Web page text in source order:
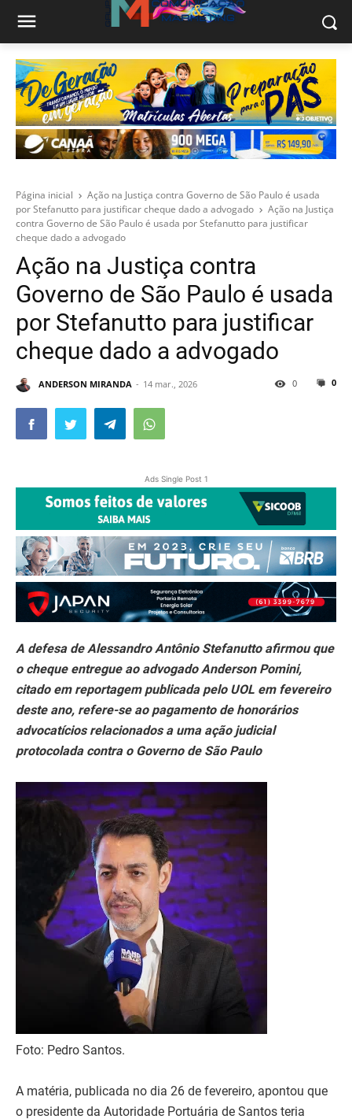
Página inicial
Ação na Justiça contra Governo de São Paulo é usada
por Stefanutto para justificar cheque dado a advogado
Ação na Justiça
contra Governo de São Paulo é usada por Stefanutto para justificar
cheque dado a advogado
Ação na Justiça contra
Governo de São Paulo é usada
por Stefanutto para justificar
cheque dado a advogado
ANDERSON MIRANDA 14 mar., 2026 0
0
Ads Single Post 1
A defesa de Alessandro Antônio Stefanutto afirmou que
o cheque entregue ao advogado Anderson Pomini,
citado em reportagem publicada pelo UOL em fevereiro
deste ano, refere-se ao pagamento de honorários
advocatícios relacionados a uma ação judicial
protocolada contra o Governo de São Paulo
Foto: Pedro Santos.
A matéria, publicada no dia 26 de fevereiro, apontou que
o presidente da Autoridade Portuária de Santos teria